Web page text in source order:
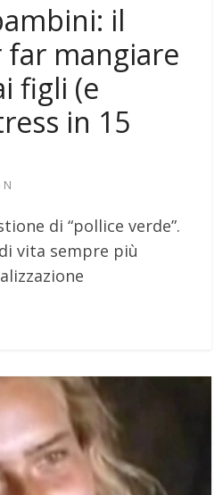
il
mangiare
figli (e
in 15
N
di “pollice verde”.
vita sempre più